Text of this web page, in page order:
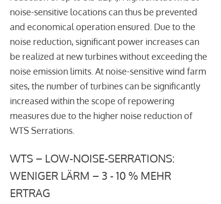
noise-sensitive locations can thus be prevented
and economical operation ensured. Due to the
noise reduction, significant power increases can
be realized at new turbines without exceeding the
noise emission limits. At noise-sensitive wind farm
sites, the number of turbines can be significantly
increased within the scope of repowering
measures due to the higher noise reduction of
WTS Serrations.
WTS – LOW-NOISE-SERRATIONS:
WENIGER LÄRM – 3 - 10 % MEHR
ERTRAG